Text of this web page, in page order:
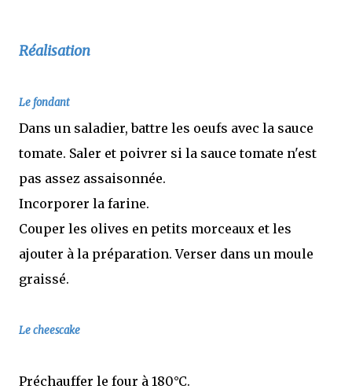
Réalisation
Le fondant
Dans un saladier, battre les oeufs avec la sauce
tomate. Saler et poivrer si la sauce tomate n'est
pas assez assaisonnée.
Incorporer la farine.
Couper les olives en petits morceaux et les
ajouter à la préparation. Verser dans un moule
graissé.
Lecheescake
Préchauffer le four à 180°C.